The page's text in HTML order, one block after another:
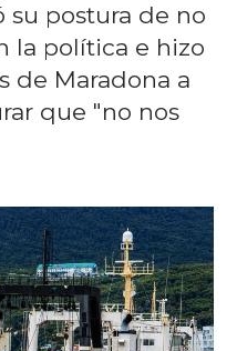
su postura de no
la política e hizo
de Maradona a
que "no nos